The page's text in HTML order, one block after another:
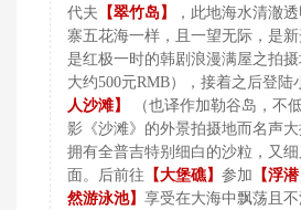
代夫 【翠竹岛】
，此地海水清澈
寨五花海一样，且一望无际，是
是红极一时的韩剧浪漫满屋之拍
大约500元RMB），接着之后登
人沙滩】
（也译作加勒谷岛，不
影《沙滩》的外景拍摄地而名声
拥有全普吉特别细白的沙粒，又
面。后前往 【大堡礁】 参加 【浮潜
然游泳池】 享受在大海中飘荡且不